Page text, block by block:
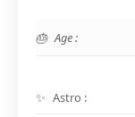
Age :
Astro :